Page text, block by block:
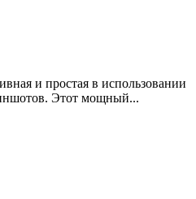
и простая в использовании
Этот мощный...